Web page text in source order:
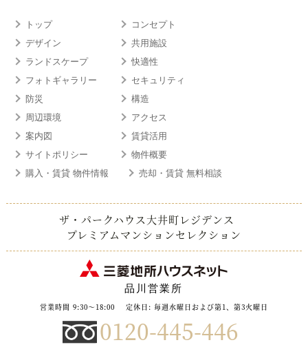
トップ
コンセプト
デザイン
共用施設
ランドスケープ
快適性
フォトギャラリー
セキュリティ
防災
構造
周辺環境
アクセス
案内図
賃貸活用
サイトポリシー
物件概要
購入・賃貸 物件情報
売却・賃貸 無料相談
ザ・パークハウス大井町レジデンス
プレミアムマンションセレクション
品川営業所
営業時間 9:30～18:00 定休日: 毎週水曜日および第1、第3火曜日
0120-445-446